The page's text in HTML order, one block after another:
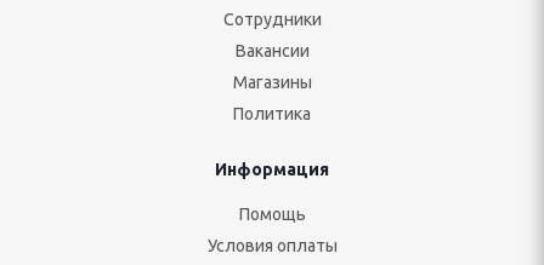
Сотрудники
Вакансии
Магазины
Политика
Информация
Помощь
Условия оплаты